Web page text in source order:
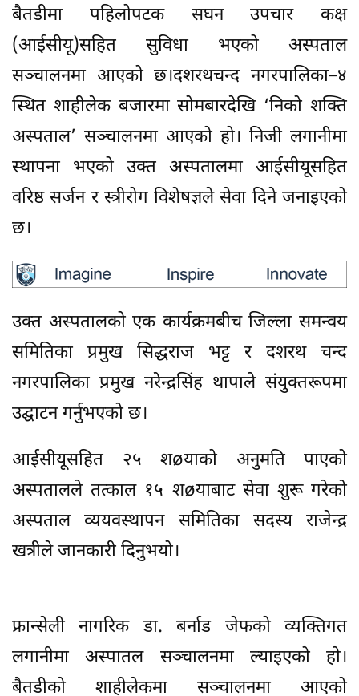
बैतडीमा पहिलोपटक सघन उपचार कक्ष
(आईसीयू)सहित सुविधा भएको अस्पताल
सञ्चालनमा आएको छ।दशरथचन्द नगरपालिका–४
स्थित शाहीलेक बजारमा सोमबारदेखि ‘निको शक्ति
अस्पताल’ सञ्चालनमा आएको हो। निजी लगानीमा
स्थापना भएको उक्त अस्पतालमा आईसीयूसहित
वरिष्ठ सर्जन र स्त्रीरोग विशेषज्ञले सेवा दिने जनाइएको
छ।
उक्त अस्पतालको एक कार्यक्रमबीच जिल्ला समन्वय
समितिका प्रमुख सिद्धराज भट्ट र दशरथ चन्द
नगरपालिका प्रमुख नरेन्द्रसिंह थापाले संयुक्तरूपमा
उद्घाटन गर्नुभएको छ।
आईसीयूसहित २५ शøयाको अनुमति पाएको
अस्पतालले तत्काल १५ शøयाबाट सेवा शुरू गरेको
अस्पताल व्ययवस्थापन समितिका सदस्य राजेन्द्र
खत्रीले जानकारी दिनुभयो।
फ्रान्सेली नागरिक डा. बर्नाड जेफको व्यक्तिगत
लगानीमा अस्पातल सञ्चालनमा ल्याइएको हो।
बैतडीको शाहीलेकमा सञ्चालनमा आएको